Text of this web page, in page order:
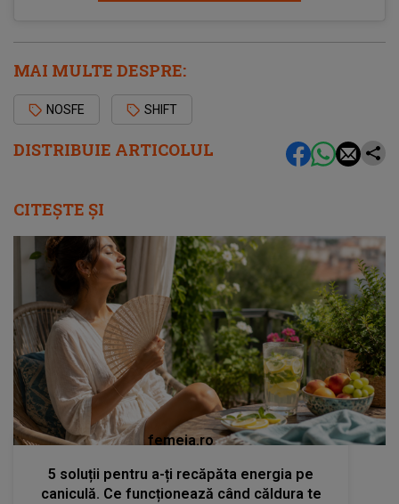
DISTRIBUIE ARTICOLUL
MAI MULTE DESPRE:
NOSFE SHIFT
CITEȘTE ȘI
femeia.ro
5 soluții pentru a-ți recăpăta energia pe
caniculă. Ce funcționează când căldura te